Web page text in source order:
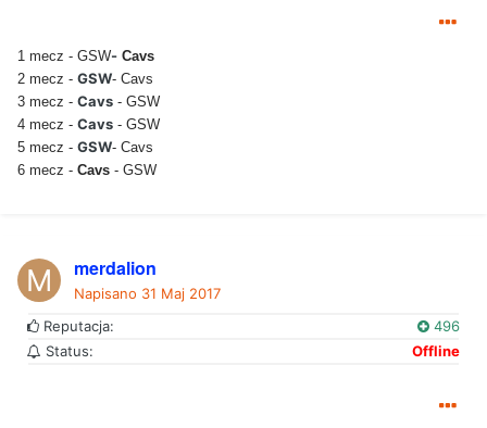
1 mecz - GSW- Cavs
2 mecz - GSW- Cavs
3 mecz - Cavs - GSW
4 mecz - Cavs - GSW
5 mecz - GSW- Cavs
6 mecz - Cavs - GSW
merdalion
Napisano 31 Maj 2017
Reputacja:
496
Status:
Offline